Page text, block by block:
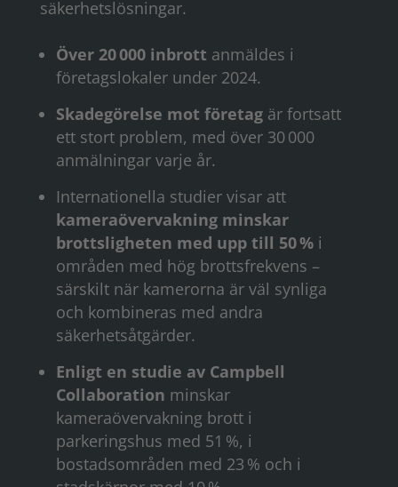
säkerhetslösningar.
Över 20 000 inbrott anmäldes i
företagslokaler under 2024.
Skadegörelse mot företagär fortsatt
ett stort problem, med över 30 000
anmälningar varje år.
Internationella studier visar att
kameraövervakning minskar
brottsligheten med upp till 50 %i
områden med hög brottsfrekvens –
särskilt när kamerorna är väl synliga
och kombineras med andra
säkerhetsåtgärder.
Enligt en studie av Campbell
Collaboration minskar
kameraövervakning brott i
parkeringshus med 51 %, i
bostadsområden med 23 % och i